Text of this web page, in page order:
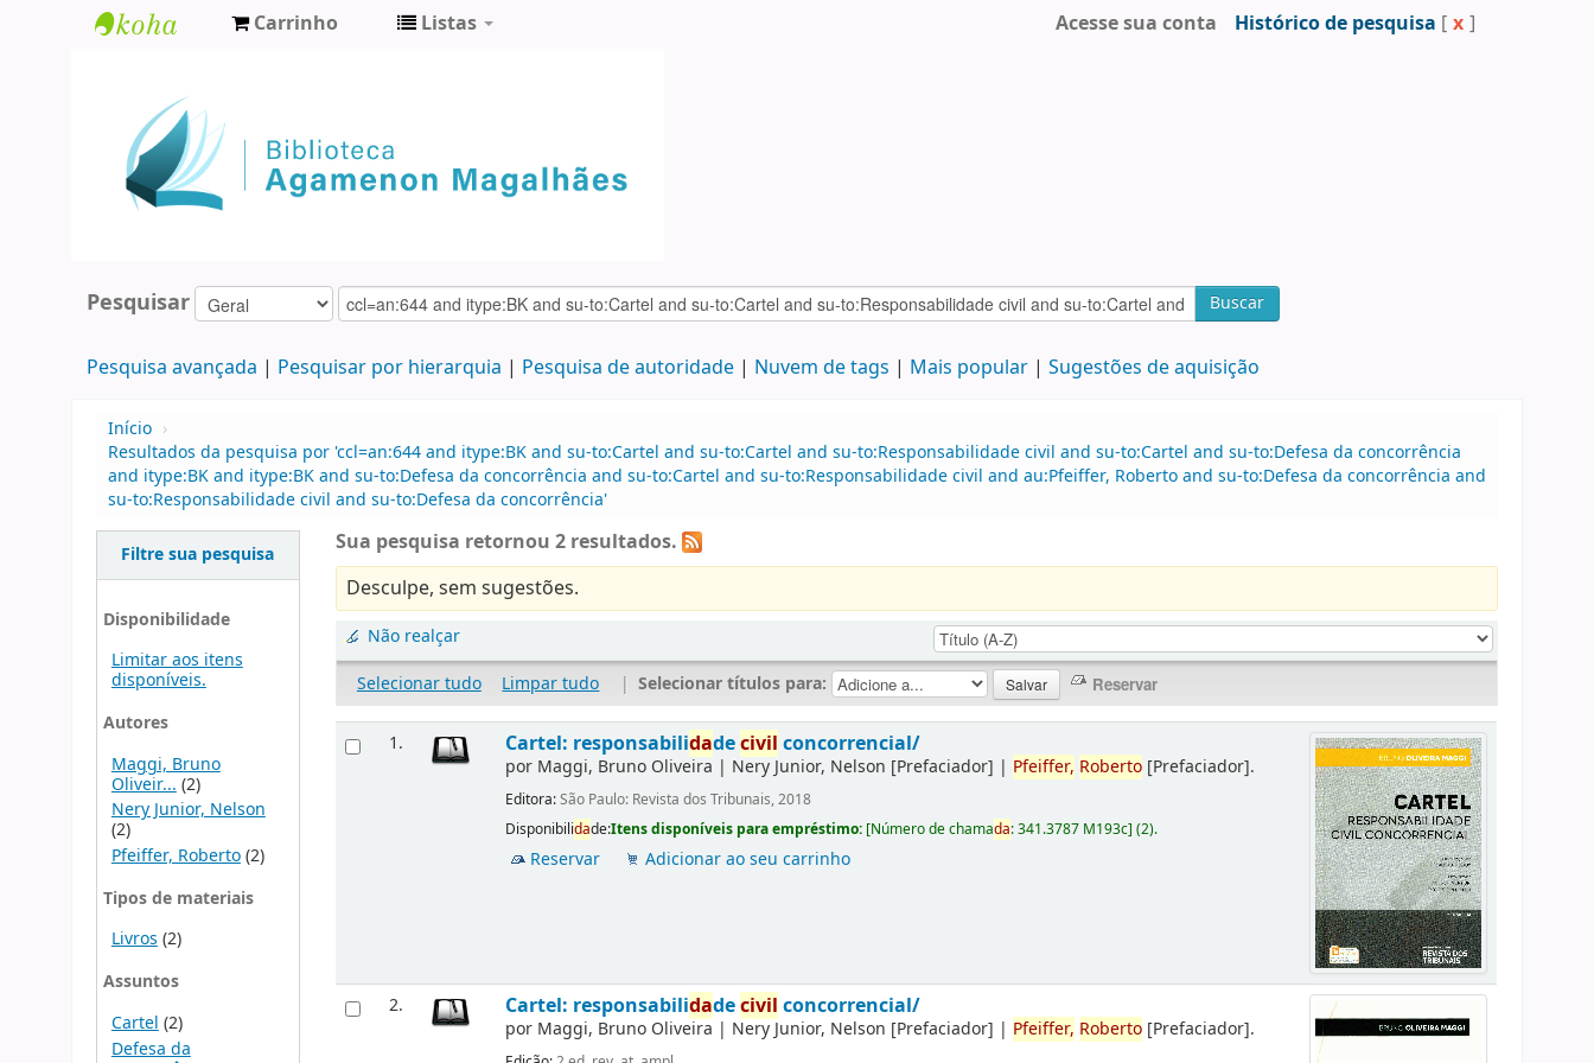
Agamenon
Magalhães
Carrinho Listas Acesse sua conta Histórico de pesquisa [ x ]
Pesquisar Buscar
Pesquisa avançada Pesquisar por hierarquia Pesquisa de autoridade Nuvem de tags Mais popular Sugestões de aquisição
Início ›
Resultados da pesquisa por 'ccl=an:644 and itype:BK and su-to:Cartel and su-to:Cartel and su-to:Responsabilidade civil and su-to:Cartel and su-to:Defesa da concorrência
and itype:BK and itype:BK and su-to:Defesa da concorrência and su-to:Cartel and su-to:Responsabilidade civil and au:Pfeiffer, Roberto and su-to:Defesa da concorrência and
su-to:Responsabilidade civil and su-to:Defesa da concorrência'
Filtre sua pesquisa
Disponibilidade
Limitar aos itens
disponíveis.
Autores
Maggi, Bruno
Oliveir... (2)
Nery Junior, Nelson
(2)
Pfeiffer, Roberto(2)
Tipos de materiais
Livros(2)
Assuntos
Cartel (2)
Defesa da
Sua pesquisa retornou 2 resultados.
Desculpe, sem sugestões.
Não realçar
Selecionar tudo
Limpar tudo | Selecionar títulos para:
1. Cartel: responsabilidadecivil concorrencial/
por Maggi, Bruno Oliveira | Nery Junior, Nelson [Prefaciador] | Pfeiffer, Roberto [Prefaciador].
Editora:São Paulo: Revista dos Tribunais, 2018
Disponibilidade:Itens disponíveis para empréstimo: [Número de chamada:341.3787 M193c](2).
Reservar Adicionar ao seu carrinho
2. Cartel: responsabilidadecivil concorrencial/
por Maggi, Bruno Oliveira | Nery Junior, Nelson [Prefaciador] | Pfeiffer, Roberto [Prefaciador].